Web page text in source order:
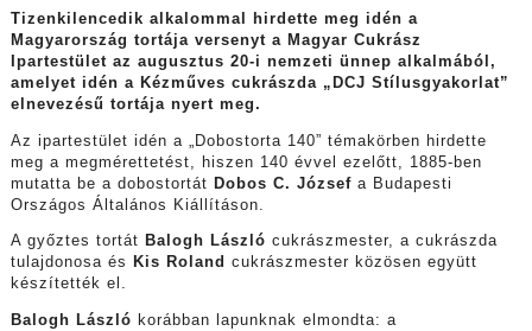
Tizenkilencedik alkalommal hirdette meg idén a
Magyarország tortája versenyt a Magyar Cukrász
Ipartestület az augusztus 20-i nemzeti ünnep alkalmából,
amelyet idén a Kézműves cukrászda „DCJ Stílusgyakorlat”
elnevezésű tortája nyert meg.
Az ipartestület idén a „Dobostorta 140” témakörben hirdette
meg a megmérettetést, hiszen 140 évvel ezelőtt, 1885-ben
mutatta be a dobostortát Dobos C. Józsefa Budapesti
Országos Általános Kiállításon.
A győztes tortát Balogh László cukrászmester, a cukrászda
tulajdonosa és
Kis Roland cukrászmester közösen együtt
készítették el.
Balogh László korábban lapunknak elmondta: a